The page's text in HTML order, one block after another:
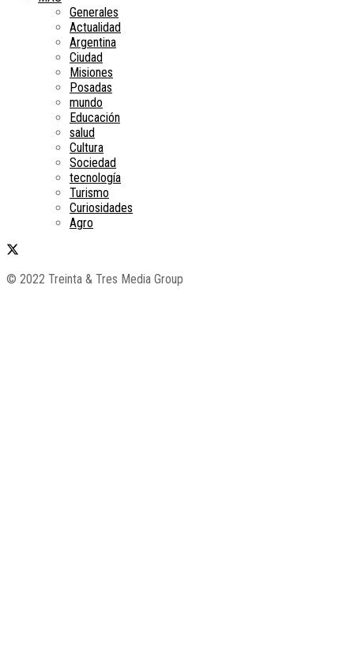
Generales
Actualidad
Argentina
Ciudad
Misiones
Posadas
mundo
Educación
salud
Cultura
Sociedad
tecnología
Turismo
Curiosidades
Agro
© 2022 Treinta & Tres Media Group